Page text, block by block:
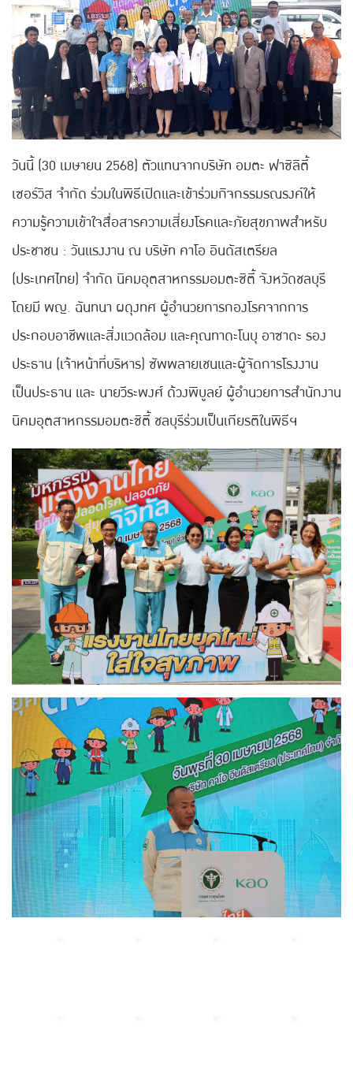
วันนี้ (30 เมษายน 2568) ตัวแทนจากบริษัท อมตะ ฟาซิลิตี้
เซอร์วิส จํากัด ร่วมในพิธีเปิดและเข้าร่วมกิจกรรมรณรงค์ให้
ความรู้ความเข้าใจสื่อสารความเสี่ยงโรคและภัยสุขภาพสำหรับ
ประชาชน : วันแรงงาน ณ บริษัท คาโอ อินดัสเตรียล
(ประเทศไทย) จำกัด นิคมอุตสาหกรรมอมตะซิตี้ จังหวัดชลบุรี
โดยมี พญ. ฉันทนา ผดุงทศ ผู้อำนวยการกองโรคจากการ
ประกอบอาชีพและสิ่งแวดล้อม และคุณทาดะโนบุ อาซาดะ รอง
ประธาน (เจ้าหน้าที่บริหาร) ซัพพลายเชนและผู้จัดการโรงงาน
เป็นประธาน และ นายวีระพงศ์ ด้วงพิบูลย์ ผู้อำนวยการสำนักงาน
นิคมอุตสาหกรรมอมตะซิตี้ ชลบุรีร่วมเป็นเกียรติในพิธีฯ